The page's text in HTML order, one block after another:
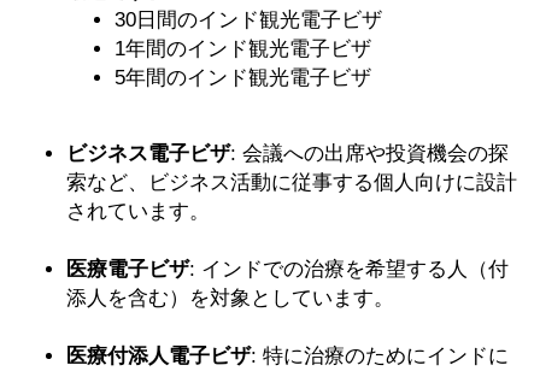
30日間のインド観光電子ビザ
1年間のインド観光電子ビザ
5年間のインド観光電子ビザ
ビジネス電子ビザ: 会議への出席や投資機会の探
索など、ビジネス活動に従事する個人向けに設計
されています。
医療電子ビザ: インドでの治療を希望する人（付
添人を含む）を対象としています。
医療付添人電子ビザ: 特に治療のためにインドに